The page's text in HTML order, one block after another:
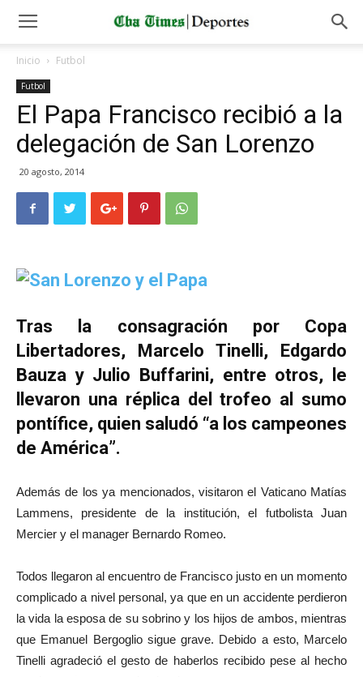
Inicio Futbol
Futbol
El Papa Francisco recibió a la
delegación de San Lorenzo
20 agosto, 2014
Tras la consagración por Copa
Libertadores, Marcelo Tinelli, Edgardo
Bauza y Julio Buffarini, entre otros, le
llevaron una réplica del trofeo al sumo
pontífice, quien saludó “a los campeones
de América”.
Además de los ya mencionados, visitaron el Vaticano Matías
Lammens, presidente de la institución, el futbolista Juan
Mercier y el manager Bernardo Romeo.
Todos llegaron al encuentro de Francisco justo en un momento
complicado a nivel personal, ya que en un accidente perdieron
la vida la esposa de su sobrino y los hijos de ambos, mientras
que Emanuel Bergoglio sigue grave. Debido a esto, Marcelo
Tinelli agradeció el gesto de haberlos recibido pese al hecho